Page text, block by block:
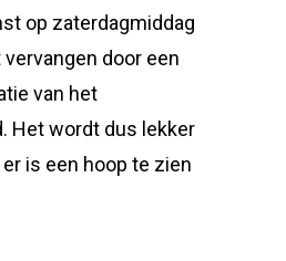
op zaterdagmiddag
door een
van het
Het wordt dus lekker
is een hoop te zien